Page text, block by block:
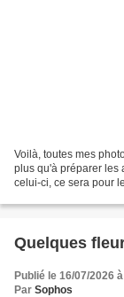
Voilà, toutes mes
plus qu'à préparer les
celui-ci, ce sera pour
Quelques
Publié le 16/07/2026
Par Sophos